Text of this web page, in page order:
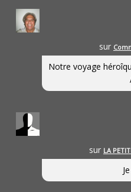
sur
Notre voyage
sur LA